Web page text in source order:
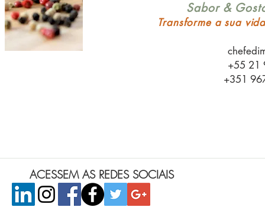
Sabor &
Transforme a sua
+55 21
+351
ACESSEM AS REDES SOCIAIS